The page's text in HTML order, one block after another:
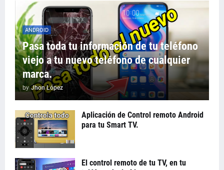
ANDROID
Pasa toda tu información de tu teléfono
viejo a tu nuevo teléfono de cualquier
marca.
by Jhon López
Aplicación de Control remoto Android
para tu Smart TV.
El control remoto de tu TV, en tu